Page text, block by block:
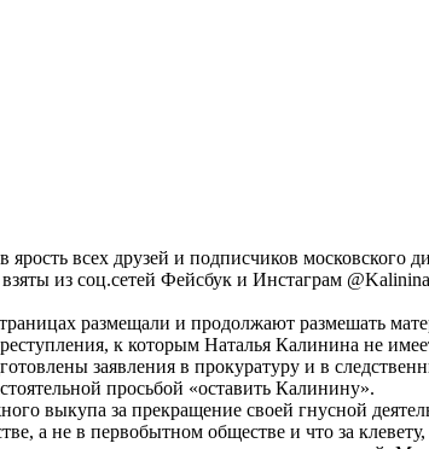
ярость всех друзей и подписчиков московского
из соц.сетей Фейсбук и Инстаграм
размещали и продолжают размешать
к которым Наталья Калинина не
заявления в прокуратуру и в
просьбой «оставить Калинину».
выкупа за прекращение своей гнусной
а не в первобытном обществе и что за